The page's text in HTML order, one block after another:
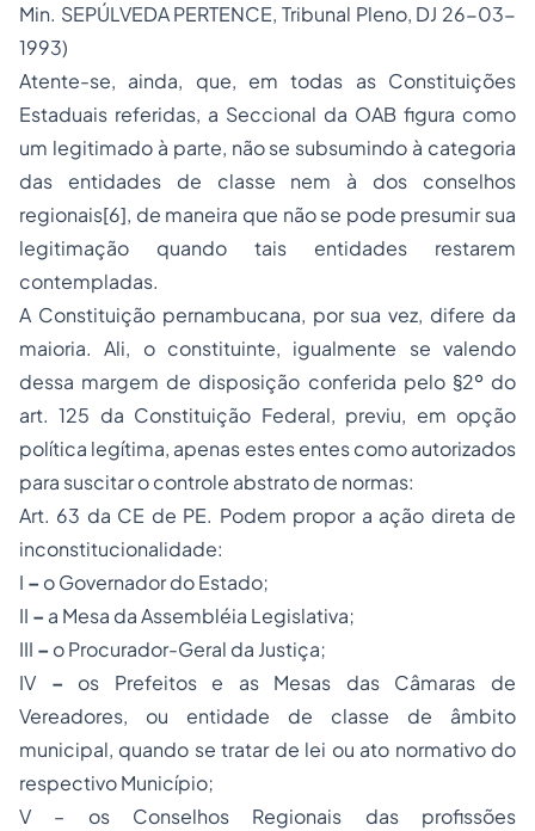
Min. SEPÚLVEDA PERTENCE, Tribunal Pleno, DJ 26-03-
1993)
Atente-se, ainda, que, em todas as Constituições
Estaduais referidas, a Seccional da OAB figura como
um legitimado à parte, não se subsumindo à categoria
das entidades de classe nem à dos conselhos
regionais[6], de maneira que não se pode presumir sua
legitimação quando tais entidades restarem
contempladas.
A Constituição pernambucana, por sua vez, difere da
maioria. Ali, o constituinte, igualmente se valendo
dessa margem de disposição conferida pelo §2º do
art. 125 da Constituição Federal, previu, em opção
política legítima, apenas estes entes como autorizados
para suscitar o controle abstrato de normas:
Art. 63 da CE de PE. Podem propor a ação direta de
inconstitucionalidade:
I – o Governador do Estado;
II – a Mesa da Assembléia Legislativa;
III – o Procurador-Geral da Justiça;
IV – os Prefeitos e as Mesas das Câmaras de
Vereadores, ou entidade de classe de âmbito
municipal, quando se tratar de lei ou ato normativo do
respectivo Município;
V – os Conselhos Regionais das profissões